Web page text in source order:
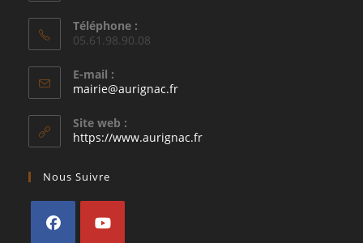
Téléphone :
05.61.98.90.08
E-mail :
mairie@aurignac.frS’ouvre
application
Site web :
https://www.aurignac.fr
Nous Suivre